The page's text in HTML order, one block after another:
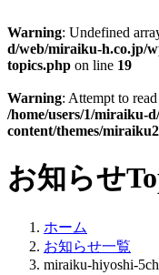
Warning: Undefined
d/web/miraiku-h.co.jp/
topics.php on line 19
Warning: Attempt to
/home/users/1/miraiku-
content/themes/
お知らせ
ホーム
お知らせ一覧
miraiku-hiyoshi-